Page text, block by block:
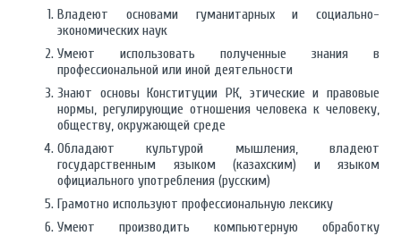
Владеют основами гуманитарных и социально-
экономических наук
Умеют использовать полученные знания в
профессиональной или иной деятельности
Знают основы Конституции РК, этические и правовые
нормы, регулирующие отношения человека к человеку,
обществу, окружающей среде
Обладают культурой мышления, владеют
государственным языком (казахским) и языком
официального употребления (русским)
Грамотно используют профессиональную лексику
Умеют производить компьютерную обработку